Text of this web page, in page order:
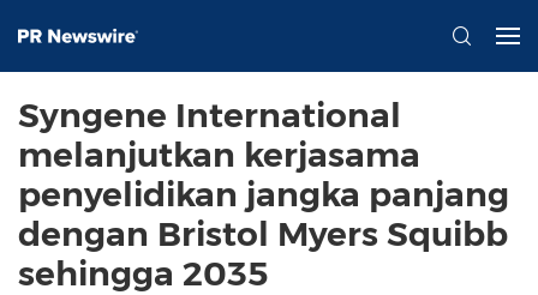
Syngene International
melanjutkan kerjasama
penyelidikan jangka panjang
dengan Bristol Myers Squibb
sehingga 2035